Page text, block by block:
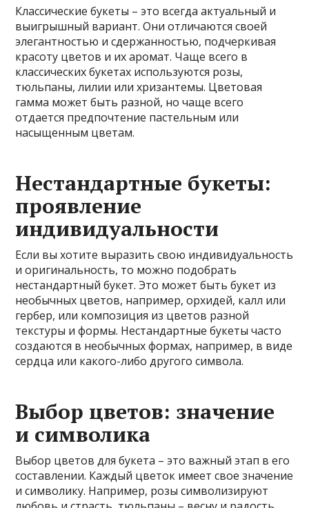
Классические букеты – это всегда актуальный и
выигрышный вариант. Они отличаются своей
элегантностью и сдержанностью, подчеркивая
красоту цветов и их аромат. Чаще всего в
классических букетах используются розы,
тюльпаны, лилии или хризантемы. Цветовая
гамма может быть разной, но чаще всего
отдается предпочтение пастельным или
насыщенным цветам.
Нестандартные букеты:
проявление
индивидуальности
Если вы хотите выразить свою индивидуальность
и оригинальность, то можно подобрать
нестандартный букет. Это может быть букет из
необычных цветов, например, орхидей, калл или
гербер, или композиция из цветов разной
текстуры и формы. Нестандартные букеты часто
создаются в необычных формах, например, в виде
сердца или какого-либо другого символа.
Выбор цветов: значение
и символика
Выбор цветов для букета – это важный этап в его
составлении. Каждый цветок имеет свое значение
и символику. Например, розы символизируют